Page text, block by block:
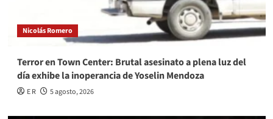
Nicolás Romero
Terror en Town Center: Brutal asesinato a plena luz del
día exhibe la inoperancia de Yoselin Mendoza
E R 5 agosto, 2026